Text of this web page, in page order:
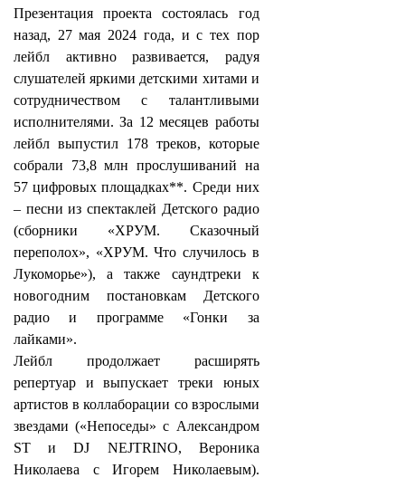
Презентация проекта состоялась год
назад, 27 мая 2024 года, и с тех пор
лейбл активно развивается, радуя
слушателей яркими детскими хитами и
сотрудничеством с талантливыми
исполнителями. За 12 месяцев работы
лейбл выпустил 178 треков, которые
собрали 73,8 млн прослушиваний на
57 цифровых площадках**. Среди них
– песни из спектаклей Детского радио
(сборники «ХРУМ. Сказочный
переполох», «ХРУМ. Что случилось в
Лукоморье»), а также саундтреки к
новогодним постановкам Детского
радио и программе «Гонки за
лайками».
Лейбл продолжает расширять
репертуар и выпускает треки юных
артистов в коллаборации со взрослыми
звездами («Непоседы» с Александром
ST и DJ NEJTRINO, Вероника
Николаева с Игорем Николаевым).